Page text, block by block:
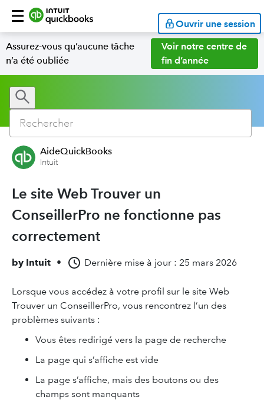
Ouvrir une session
Assurez-vous qu’aucune tâche
n’a été oubliée
Voir notre centre de
fin d’année
AideQuickBooks
Intuit
Le site Web Trouver un
ConseillerPro ne fonctionne pas
correctement
by Intuit • Dernière mise à jour : 25 mars 2026
Lorsque vous accédez à votre profil sur le site Web
Trouver un ConseillerPro, vous rencontrez l’un des
problèmes suivants :
Vous êtes redirigé vers la page de recherche
La page qui s’affiche est vide
La page s’affiche, mais des boutons ou des
champs sont manquants